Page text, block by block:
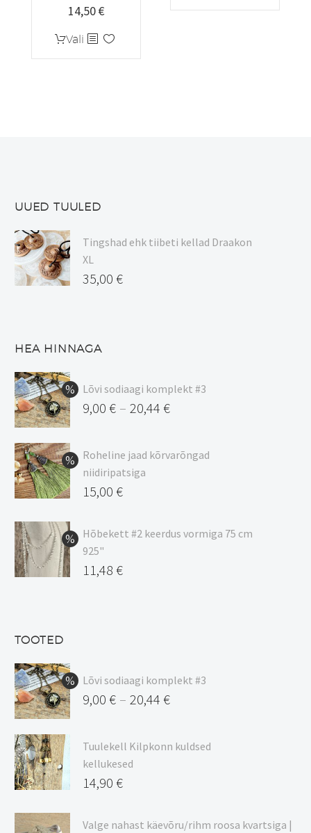
14,50€Hinnavahemik:
kuni
14,50 €
Vali Sellel
tootel
UUED TUULED
Tingshad ehk tiibeti kellad Draakon
XL
35,00 €
HEA HINNAGA
Lõvi sodiaagi komplekt #3
9,00 € – 20,44 €
9,00 €
kuni
20,44 €
Roheline jaad kõrvarõngad
niidiripatsiga
Algne
oli:
17,00 €.
15,00 €
hind
on:
15,00 €.
Hõbekett #2 keerdus vormiga 75 cm
925"
Algne
11,48 €
TOOTED
Lõvi sodiaagi komplekt #3
9,00 € – 20,44 €
9,00 €
kuni
20,44 €
Tuulekell Kilpkonn kuldsed
kellukesed
14,90 €
Valge nahast käevõru/rihm roosa kvartsiga |